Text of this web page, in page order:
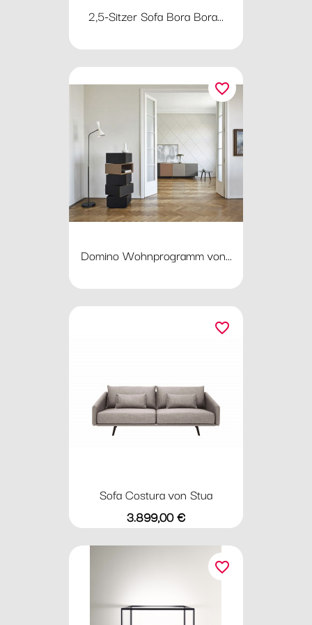
2,5-Sitzer Sofa Bora Bora...
Domino Wohnprogramm von...
favorite_border
Sofa Costura von Stua
Preis
3.899,00 €
favorite_border
favorite_border